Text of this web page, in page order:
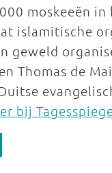
moskeeën
islamitische
geweld
Thomas de
bij